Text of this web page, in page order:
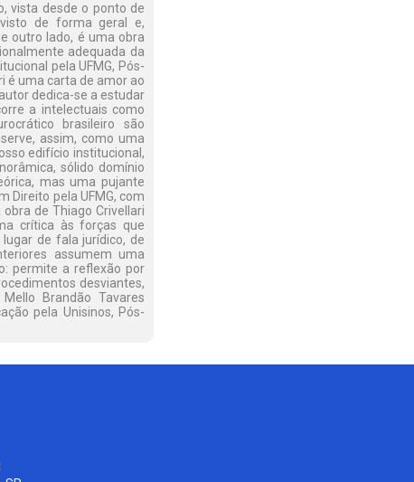
vista desde o ponto de
de forma geral e,
outro lado, é uma obra
adequada da
pela UFMG, Pós-
é uma carta de amor ao
dedica-se a estudar
a intelectuais como
brasileiro são
assim, como uma
edifício institucional,
sólido domínio
mas uma pujante
Direito pela UFMG, com
de Thiago Crivellari
crítica às forças que
de fala jurídico, de
assumem uma
permite a reflexão por
desviantes,
Brandão Tavares
pela Unisinos, Pós-